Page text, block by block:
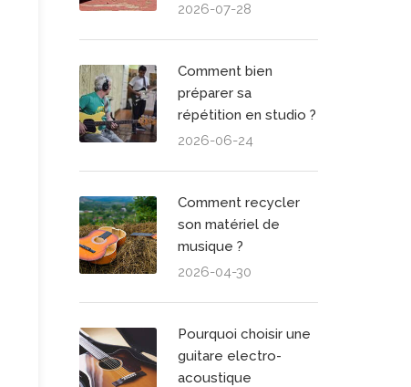
2026-07-28
Comment bien
préparer sa
répétition en studio ?
2026-06-24
Comment recycler
son matériel de
musique ?
2026-04-30
Pourquoi choisir une
guitare electro-
acoustique